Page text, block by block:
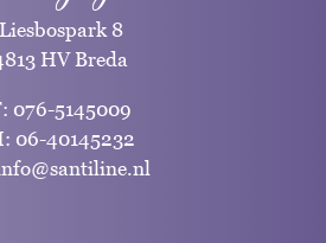
Liesbospark 8
HV Breda
076-5145009
06-40145232